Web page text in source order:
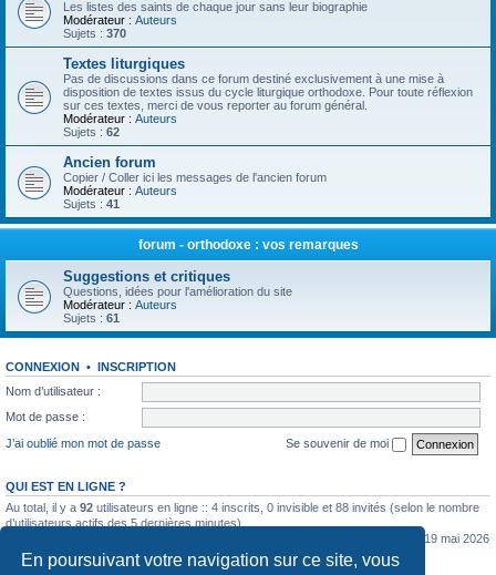
En poursuivant votre navigation sur ce site, vous
Les listes des saints de chaque jour sans leur biographie
Modérateur : Auteurs
Sujets : 370
Textes liturgiques
Pas de discussions dans ce forum destiné exclusivement à une mise à
disposition de textes issus du cycle liturgique orthodoxe. Pour toute réflexion
sur ces textes, merci de vous reporter au forum général.
Modérateur : Auteurs
Sujets : 62
Ancien forum
Copier / Coller ici les messages de l'ancien forum
Modérateur : Auteurs
Sujets : 41
forum - orthodoxe : vos remarques
Suggestions et critiques
Questions, idées pour l'amélioration du site
Modérateur : Auteurs
Sujets : 61
CONNEXION • INSCRIPTION
Nom d’utilisateur :
Mot de passe :
J’ai oublié mon mot de passe
Se souvenir de moi
QUI EST EN LIGNE ?
Au total, il y a 92 utilisateurs en ligne :: 4 inscrits, 0 invisible et 88 invités (selon le nombre
d’utilisateurs actifs des 5 dernières minutes)
le mar. 19 mai 2026
0:07